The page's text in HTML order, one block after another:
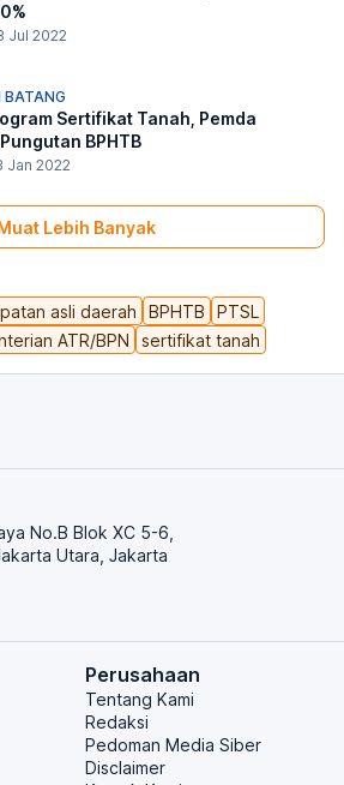
asli daerah BPHTB
PTSL
ATR/BPN sertifikat tanah
Jul 2022
BATANG
Sertifikat Tanah, Pemda
BPHTB
Jan 2022
Lebih Banyak
No.B Blok XC 5-6,
Utara, Jakarta
Perusahaan
Tentang Kami
Redaksi
Pedoman Media Siber
Disclaimer